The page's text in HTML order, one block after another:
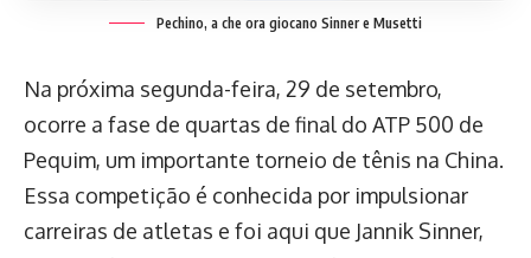
Pechino, a che ora giocano Sinner e Musetti
Na próxima segunda-feira, 29 de setembro,
ocorre a fase de quartas de final do ATP 500 de
Pequim, um importante torneio de tênis na China.
Essa competição é conhecida por impulsionar
carreiras de atletas e foi aqui que Jannik Sinner,